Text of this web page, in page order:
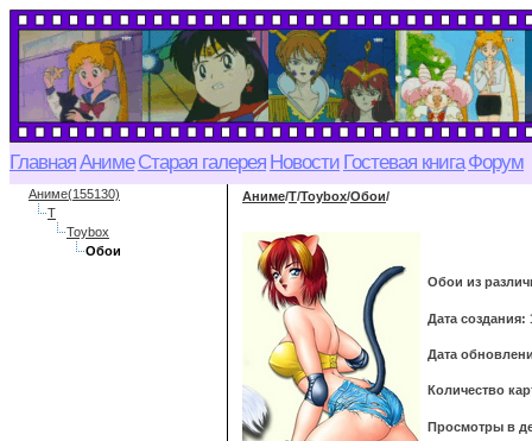
ГлавнаяАниме Старая галерея Новости Гостевая книга Форум
Аниме(155130)
T
Toybox
Обои
Аниме/T/Toybox/Обои/
Обои из
Дата создания:
Дата
Количество
Просмотры в